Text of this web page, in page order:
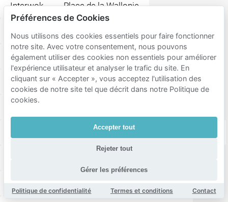
Interwok Place de la Wallonie
Place Albert 1er Musée de la Photographie
Place Verte Cafe Le Luxembourg
Place de la Digue Reine Astrid
Comedy Central Charleroi Station Charleroi-Ouest
Préférences de Cookies
Nous utilisons des cookies essentiels pour faire fonctionner
notre site. Avec votre consentement, nous pouvons
également utiliser des cookies non essentiels pour améliorer
l'expérience utilisateur et analyser le trafic du site. En
cliquant sur « Accepter », vous acceptez l'utilisation des
cookies de notre site tel que décrit dans notre Politique de
cookies.
Accepter tout
Rejeter tout
Gérer les préférences
Politique de confidentialité Termes et conditions Contact